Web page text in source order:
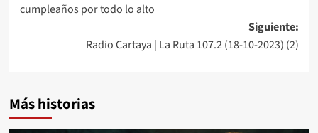
cumpleaños por todo lo alto
Siguiente:
Radio Cartaya | La Ruta 107.2 (18-10-2023) (2)
Más historias